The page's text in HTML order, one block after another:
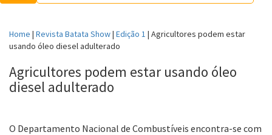
Home | Revista Batata Show| Edição 1 | Agricultores podem estar
usando óleo diesel adulterado
Agricultores podem estar usando óleo
diesel adulterado
O Departamento Nacional de Combustíveis encontra-se com